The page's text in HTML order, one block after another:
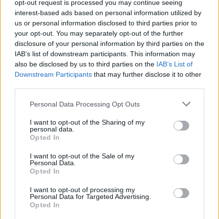
opt-out request is processed you may continue seeing
interest-based ads based on personal information utilized by
us or personal information disclosed to third parties prior to
your opt-out. You may separately opt-out of the further
disclosure of your personal information by third parties on the
IAB’s list of downstream participants. This information may
also be disclosed by us to third parties on the IAB’s List of
Downstream Participants that may further disclose it to other
Personal Data Processing Opt Outs
I want to opt-out of the Sharing of my
personal data.
Opted In
I want to opt-out of the Sale of my
Personal Data.
Opted In
I want to opt-out of processing my
Personal Data for Targeted Advertising.
Opted In
του κεντρικού δελτίου ειδήσεων στον ΣΚΑΪ που
παρουσίασε.
«Ποτέ δεν πίστεψα ότι θα συμβεί κάτι άσχημο.
Δεν μπορούσα να σηκωθώ,
χρειάστηκαν πολλές ημέρες για να σηκωθώ. Ήταν
πρώτη φορά που το μυαλό μου επέβαλε στο
σώμα μου τι θα κάνει. Ο σύζυγός μου ήταν σε
αυτή την περιπέτεια. Του είμαι ευγνώμων. Αυτά
εξομολογείται.